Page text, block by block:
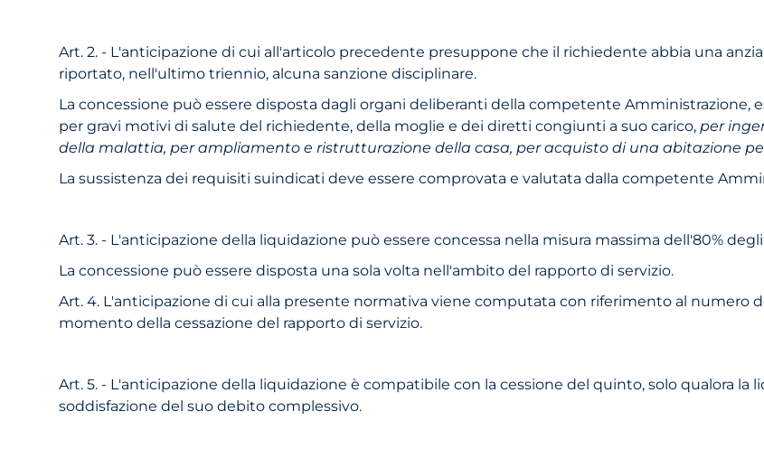
Art. 2. - L'anticipazione di cui all'articolo precedente presuppone che il richiedente abbia una
riportato, nell'ultimo triennio, alcuna sanzione disciplinare.
La concessione può essere disposta dagli organi deliberanti della competente Amministrazione,
per gravi motivi di salute del richiedente, della moglie e dei diretti congiunti a suo carico, per
della malattia, per ampliamento e ristrutturazione della casa, per acquisto di una abitazione
La sussistenza dei requisiti suindicati deve essere comprovata e valutata dalla competente
Art. 3. - L'anticipazione della liquidazione può essere concessa nella misura massima dell'80%
La concessione può essere disposta una sola volta nell'ambito del rapporto di servizio.
Art. 4. L'anticipazione di cui alla presente normativa viene computata con riferimento al numero
momento della cessazione del rapporto di servizio.
Art. 5. - L'anticipazione della liquidazione è compatibile con la cessione del quinto, solo qualora
soddisfazione del suo debito complessivo.